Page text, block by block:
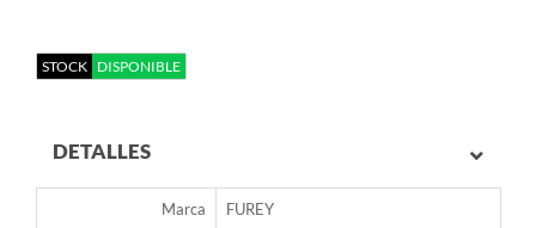
STOCK DISPONIBLE
DETALLES
Marca FUREY